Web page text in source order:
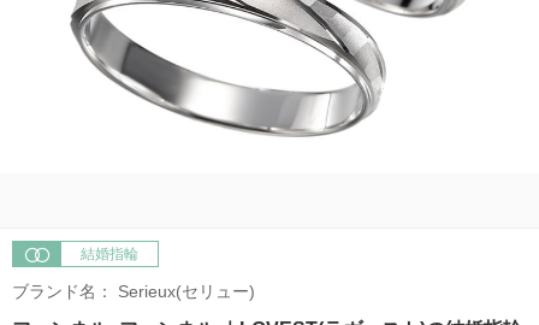
結婚指輪
ブランド名： Serieux(セリュー)